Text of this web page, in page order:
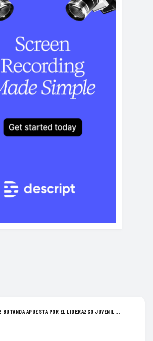
BUTANDA APUESTA POR EL LIDERAZGO JUVENIL...